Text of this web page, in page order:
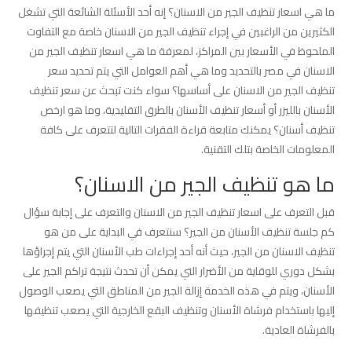
ما هي اسعار تنظيف الجير من الاسنان؟ إنه أحد الأسئلة الشائعة التي تشغل
الكثيرين من الراغبين في إجراء تنظيف الجير من الاسنان خاصة مع التفاوت
الملحوظ في الأسعار بين المراكز، لمعرفة ما هي اسعار تنظيف الجير من
الاسنان في مصر بالتحديد وما هي أهم العوامل التي يتم تحديد سعر
تنظيف الجير من الاسنان على أساسها؟ سواء كنت تبحث عن سعر تنظيف
الأسنان بالليزر أو أسعار تنظيف الأسنان بالطرق التقليدية، وما هو ارخص
تنظيف أسنان؟ يمكنك متابعة قراءة الفقرات التالية لتتعرف على كافة
المعلومات الخاصة بتلك التقنية.
ما هو تنظيف الجير من الاسنان؟
قبل التعرف على اسعار تنظيف الجير من الاسنان والتعرف على إجابة سؤال
كم جلسة تنظيف الأسنان من الجير؟ سنتعرف في البداية على من هو
تنظيف الاسنان من الجير، حيث أنه أحد إجراءات طب الأسنان التي يتم إجراؤها
بشكل دوري للوقاية من الأضرار التي يمكن أن تحدث نتيجة تراكم الجير على
الأسنان، ويتم في هذه الخدمة إزالة الجير من المناطق التي يصعب الوصول
إليها باستخدام فرشاة الأسنان وتنظيف البقع الخارجية التي يصعب تنظيفها
بالفرشاة العادية.